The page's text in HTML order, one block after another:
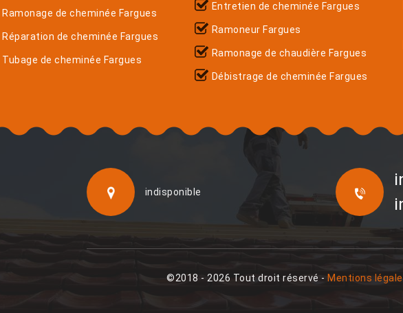
Ramonage de cheminée Fargues
Réparation de cheminée Fargues
Tubage de cheminée Fargues
Entretien de cheminée Fargues
Ramoneur Fargues
Ramonage de chaudière Fargues
Débistrage de cheminée Fargues
indisponible
©2018 - 2026 Tout droit réservé - Mentions